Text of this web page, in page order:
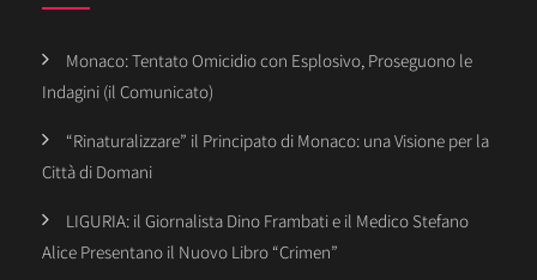
Monaco: Tentato Omicidio con Esplosivo, Proseguono le
Indagini (il Comunicato)
“Rinaturalizzare” il Principato di Monaco: una Visione per la
Città di Domani
LIGURIA: il Giornalista Dino Frambati e il Medico Stefano
Alice Presentano il Nuovo Libro “Crimen”